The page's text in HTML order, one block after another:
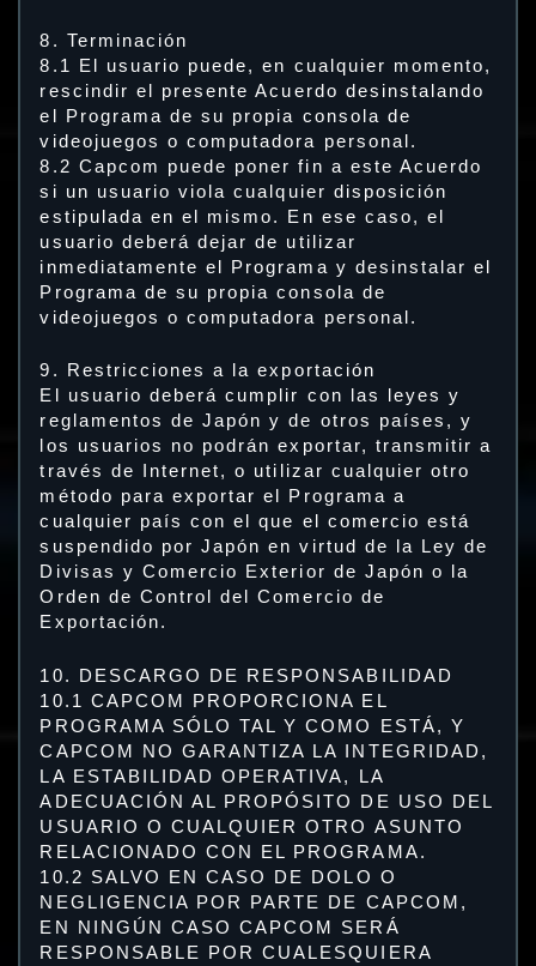
8. Terminación
8.1 El usuario puede, en cualquier momento,
rescindir el presente Acuerdo desinstalando
el Programa de su propia consola de
videojuegos o computadora personal.
8.2 Capcom puede poner fin a este Acuerdo
si un usuario viola cualquier disposición
estipulada en el mismo. En ese caso, el
usuario deberá dejar de utilizar
inmediatamente el Programa y desinstalar el
Programa de su propia consola de
videojuegos o computadora personal.
9. Restricciones a la exportación
El usuario deberá cumplir con las leyes y
reglamentos de Japón y de otros países, y
los usuarios no podrán exportar, transmitir a
través de Internet, o utilizar cualquier otro
método para exportar el Programa a
cualquier país con el que el comercio está
suspendido por Japón en virtud de la Ley de
Divisas y Comercio Exterior de Japón o la
Orden de Control del Comercio de
Exportación.
10. DESCARGO DE RESPONSABILIDAD
10.1 CAPCOM PROPORCIONA EL
PROGRAMA SÓLO TAL Y COMO ESTÁ, Y
CAPCOM NO GARANTIZA LA INTEGRIDAD,
LA ESTABILIDAD OPERATIVA, LA
ADECUACIÓN AL PROPÓSITO DE USO DEL
USUARIO O CUALQUIER OTRO ASUNTO
RELACIONADO CON EL PROGRAMA.
10.2 SALVO EN CASO DE DOLO O
NEGLIGENCIA POR PARTE DE CAPCOM,
EN NINGÚN CASO CAPCOM SERÁ
RESPONSABLE POR CUALESQUIERA